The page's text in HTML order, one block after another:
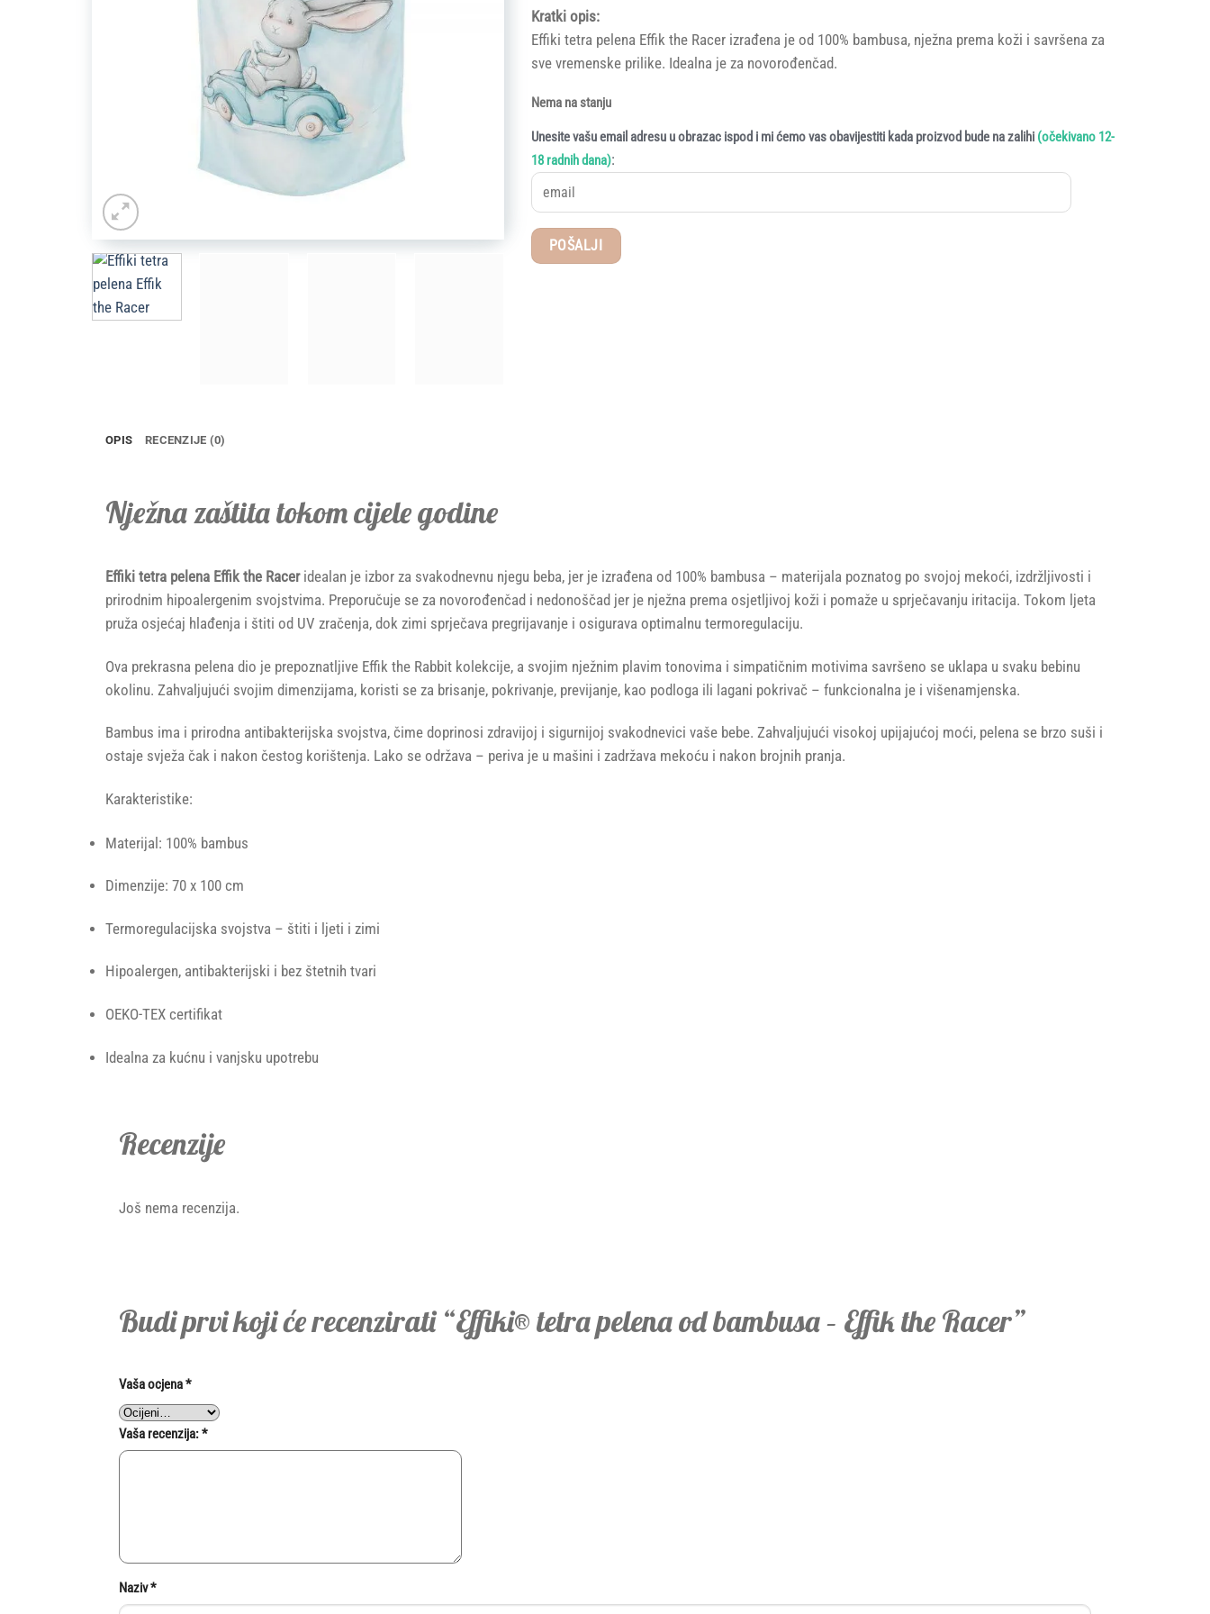
Kratki opis:
Effiki tetra pelena Effik the Racer izrađena je od 100% bambusa, nježna prema koži i savršena za
sve vremenske prilike. Idealna je za novorođenčad.
Nema na stanju
Unesite vašu email adresu u obrazac ispod i mi ćemo vas obavijestiti kada proizvod bude na zalihi (očekivano 12-
18 radnih dana):
OPIS RECENZIJE (0)
Nježna zaštita tokom cijele godine
Effiki tetra pelena Effik the Raceridealan je izbor za svakodnevnu njegu beba, jer je izrađena od 100% bambusa – materijala poznatog po svojoj mekoći, izdržljivosti i
prirodnim hipoalergenim svojstvima. Preporučuje se za novorođenčad i nedonoščad jer je nježna prema osjetljivoj koži i pomaže u sprječavanju iritacija. Tokom ljeta
pruža osjećaj hlađenja i štiti od UV zračenja, dok zimi sprječava pregrijavanje i osigurava optimalnu termoregulaciju.
Ova prekrasna pelena dio je prepoznatljive Effik the Rabbit kolekcije, a svojim nježnim plavim tonovima i simpatičnim motivima savršeno se uklapa u svaku bebinu
okolinu. Zahvaljujući svojim dimenzijama, koristi se za brisanje, pokrivanje, previjanje, kao podloga ili lagani pokrivač – funkcionalna je i višenamjenska.
Bambus ima i prirodna antibakterijska svojstva, čime doprinosi zdravijoj i sigurnijoj svakodnevici vaše bebe. Zahvaljujući visokoj upijajućoj moći, pelena se brzo suši i
ostaje svježa čak i nakon čestog korištenja. Lako se održava – periva je u mašini i zadržava mekoću i nakon brojnih pranja.
Karakteristike:
Materijal: 100% bambus
Dimenzije: 70 x 100 cm
Termoregulacijska svojstva – štiti i ljeti i zimi
Hipoalergen, antibakterijski i bez štetnih tvari
OEKO-TEX certifikat
Idealna za kućnu i vanjsku upotrebu
Recenzije
Još nema recenzija.
Budi prvi koji će recenzirati “Effiki® tetra pelena od bambusa – Effik the Racer”
Vaša ocjena*
Vaša recenzija:*
Naziv*